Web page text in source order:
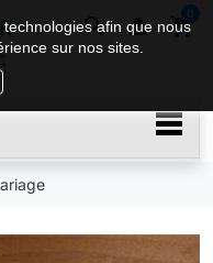
search  shopping_cart
0
afin que nous
sur nos sites.